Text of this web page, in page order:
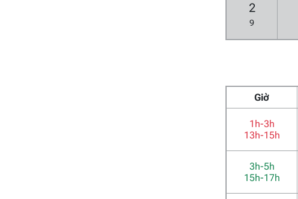
2
9
Giờ
1h-3h
13h-15h
3h-5h
15h-17h